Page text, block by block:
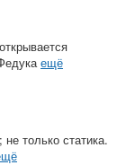
ещё
только статика.